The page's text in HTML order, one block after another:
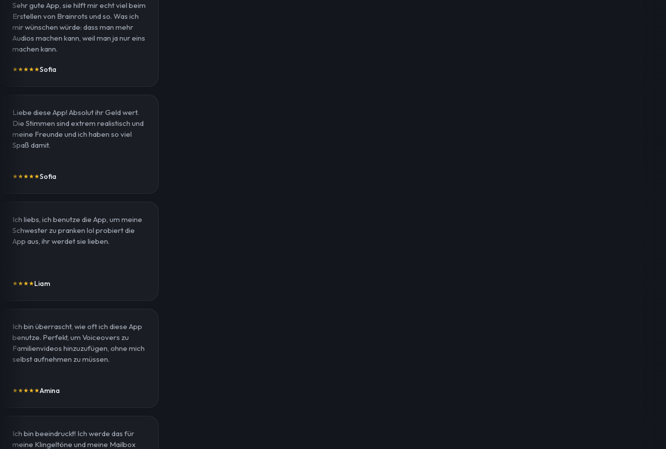
Sehr gute App, sie hilft mir echt viel beim
Erstellen von Brainrots und so. Was ich
mir wünschen würde: dass man mehr
Audios machen kann, weil man ja nur eins
machen kann.
★★★★★Sofia
Liebe diese App! Absolut ihr Geld wert.
Die Stimmen sind extrem realistisch und
meine Freunde und ich haben so viel
Spaß damit.
★★★★★Sofia
Ich liebs, ich benutze die App, um meine
Schwester zu pranken lol probiert die
App aus, ihr werdet sie lieben.
★★★★Liam
Ich bin überrascht, wie oft ich diese App
benutze. Perfekt, um Voiceovers zu
Familienvideos hinzuzufügen, ohne mich
selbst aufnehmen zu müssen.
★★★★★Amina
Ich bin beeindruckt! Ich werde das für
meine Klingeltöne und meine Mailbox